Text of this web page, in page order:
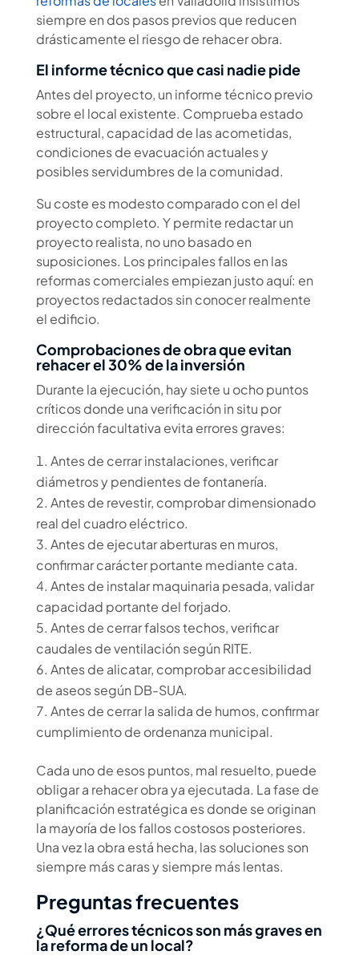
siempre en dos pasos previos que reducen
drásticamente el riesgo de rehacer obra.
El informe técnico que casi nadie pide
Antes del proyecto, un informe técnico previo
sobre el local existente. Comprueba estado
estructural, capacidad de las acometidas,
condiciones de evacuación actuales y
posibles servidumbres de la comunidad.
Su coste es modesto comparado con el del
proyecto completo. Y permite redactar un
proyecto realista, no uno basado en
suposiciones. Los principales fallos en las
reformas comerciales empiezan justo aquí: en
proyectos redactados sin conocer realmente
el edificio.
Comprobaciones de obra que evitan
rehacer el 30% de la inversión
Durante la ejecución, hay siete u ocho puntos
críticos donde una verificación in situ por
dirección facultativa evita errores graves:
Antes de cerrar instalaciones, verificar
diámetros y pendientes de fontanería.
Antes de revestir, comprobar dimensionado
real del cuadro eléctrico.
Antes de ejecutar aberturas en muros,
confirmar carácter portante mediante cata.
Antes de instalar maquinaria pesada, validar
capacidad portante del forjado.
Antes de cerrar falsos techos, verificar
caudales de ventilación según RITE.
Antes de alicatar, comprobar accesibilidad
de aseos según DB-SUA.
Antes de cerrar la salida de humos, confirmar
cumplimiento de ordenanza municipal.
Cada uno de esos puntos, mal resuelto, puede
obligar a rehacer obra ya ejecutada. La fase de
planificación estratégica es donde se originan
la mayoría de los fallos costosos posteriores.
Una vez la obra está hecha, las soluciones son
siempre más caras y siempre más lentas.
Preguntas frecuentes
¿Qué errores técnicos son más graves en
la reforma de un local?